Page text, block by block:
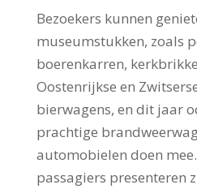
Bezoekers kunnen
museumstukken, zoals
boerenkarren,
Oostenrijkse en
bierwagens, en dit jaar
prachtige
automobielen doen
passagiers presenteren